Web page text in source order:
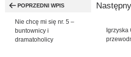
wpisu
POPRZEDNI WPIS
Nie chcę mi się nr. 5 –
buntownicy i
dramatoholicy
Igrzyska